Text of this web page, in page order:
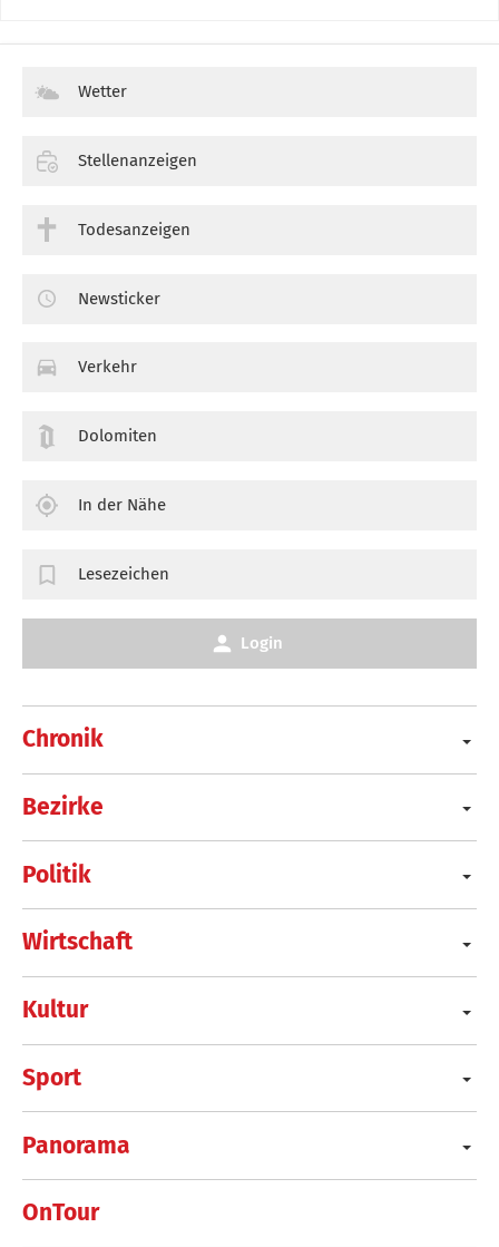
Chronik
Bezirke
Politik
Wirtschaft
Kultur
Sport
Panorama
OnTour
Wetter
Stellenanzeigen
Todesanzeigen
Newsticker
Verkehr
Dolomiten
In der Nähe
Lesezeichen
Login